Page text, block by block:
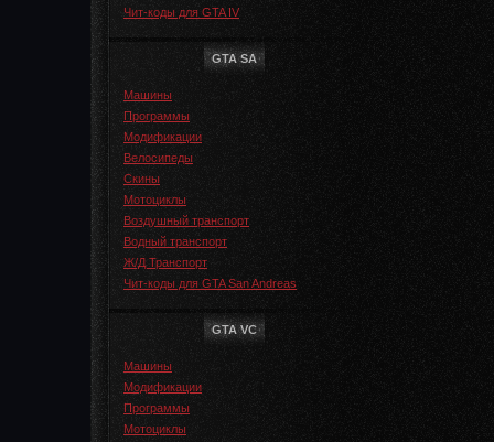
Чит-коды для GTA IV
GTA SA
Машины
Программы
Модификации
Велосипеды
Скины
Мотоциклы
Воздушный транспорт
Водный транспорт
Ж/Д Транспорт
Чит-коды для GTA San Andreas
GTA VC
Машины
Модификации
Программы
Мотоциклы